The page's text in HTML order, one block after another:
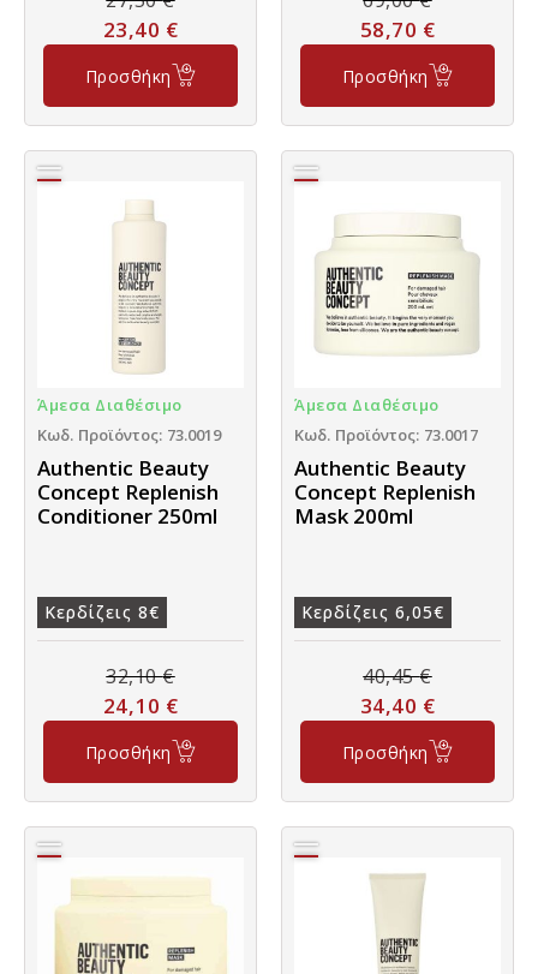
23,40 €
Προσθήκη
58,70 €
Προσθήκη
Άμεσα Διαθέσιμο
Κωδ. Προϊόντος: 73.0019
Authentic Beauty
Concept Replenish
Conditioner 250ml
Κερδίζεις 8€
32,10€
24,10 €
Προσθήκη
Άμεσα Διαθέσιμο
Κωδ. Προϊόντος: 73.0017
Authentic Beauty
Concept Replenish
Mask 200ml
Κερδίζεις 6,05€
40,45€
34,40 €
Προσθήκη